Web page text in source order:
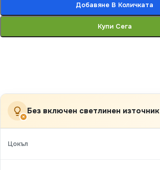
Добавяне В Количката
Купи Сега
×
Без включен светлинен източник
Цокъл